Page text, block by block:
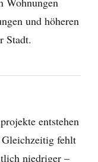
und höheren
Stadt.
entstehen
Gleichzeitig fehlt
niedriger –